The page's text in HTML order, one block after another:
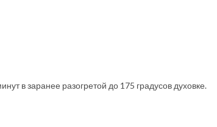
в заранее разогретой до 175 градусов духовке.